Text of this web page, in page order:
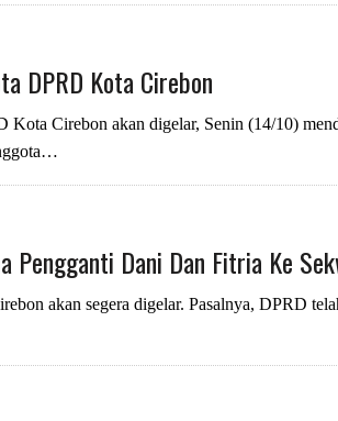
DPRD Kota Cirebon
Cirebon akan digelar, Senin (14/10)
Pengganti Dani Dan Fitria Ke
akan segera digelar. Pasalnya, DPRD